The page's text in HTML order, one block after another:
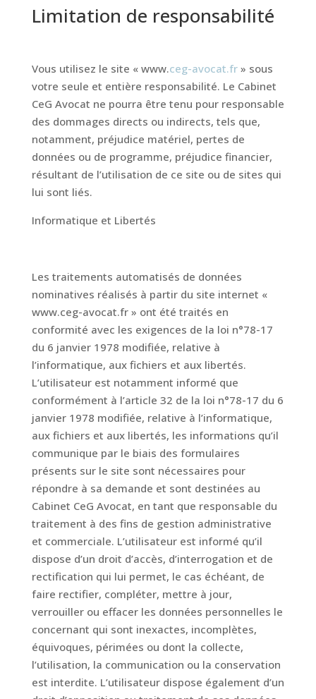
Limitation de responsabilité
Vous utilisez le site « www.ceg-avocat.fr» sous
votre seule et entière responsabilité. Le Cabinet
CeG Avocat ne pourra être tenu pour responsable
des dommages directs ou indirects, tels que,
notamment, préjudice matériel, pertes de
données ou de programme, préjudice financier,
résultant de l’utilisation de ce site ou de sites qui
lui sont liés.
Informatique et Libertés
Les traitements automatisés de données
nominatives réalisés à partir du site internet «
www.ceg-avocat.fr » ont été traités en
conformité avec les exigences de la loi n°78-17
du 6 janvier 1978 modifiée, relative à
l’informatique, aux fichiers et aux libertés.
L’utilisateur est notamment informé que
conformément à l’article 32 de la loi n°78-17 du 6
janvier 1978 modifiée, relative à l’informatique,
aux fichiers et aux libertés, les informations qu’il
communique par le biais des formulaires
présents sur le site sont nécessaires pour
répondre à sa demande et sont destinées au
Cabinet CeG Avocat, en tant que responsable du
traitement à des fins de gestion administrative
et commerciale. L’utilisateur est informé qu’il
dispose d’un droit d’accès, d’interrogation et de
rectification qui lui permet, le cas échéant, de
faire rectifier, compléter, mettre à jour,
verrouiller ou effacer les données personnelles le
concernant qui sont inexactes, incomplètes,
équivoques, périmées ou dont la collecte,
l’utilisation, la communication ou la conservation
est interdite. L’utilisateur dispose également d’un